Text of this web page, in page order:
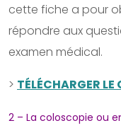
cette fiche a pour
répondre aux
examen médical.
> TÉLÉCHARGER LE
2 – La coloscopie ou